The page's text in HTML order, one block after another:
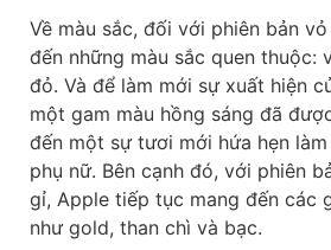
Về màu sắc, đối với phiên bản
đến những màu sắc quen thuộc:
đỏ. Và để làm mới sự xuất hiện
một gam màu hồng sáng đã
đến một sự tươi mới hứa hẹn
phụ nữ. Bên cạnh đó, với phiên
gỉ, Apple tiếp tục mang đến các
như gold, than chì và bạc.